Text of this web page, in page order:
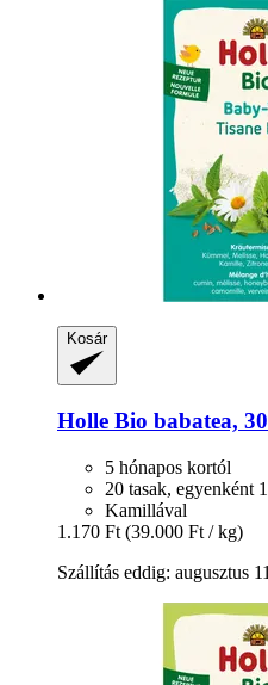
Kosár
Holle Bio babatea,
5 hónapos kortól
20 tasak, egyenként
Kamillával
1.170 Ft (39.000 Ft / kg)
Szállítás eddig: augusztus